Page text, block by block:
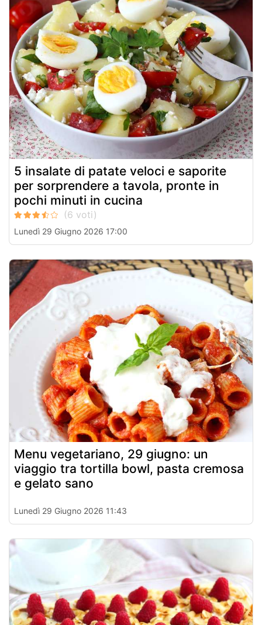
5 insalate di patate veloci e saporite
per sorprendere a tavola, pronte in
pochi minuti in cucina
Lunedì 29 Giugno 2026 17:00
Menu vegetariano, 29 giugno: un
viaggio tra tortilla bowl, pasta cremosa
e gelato sano
Lunedì 29 Giugno 2026 11:43